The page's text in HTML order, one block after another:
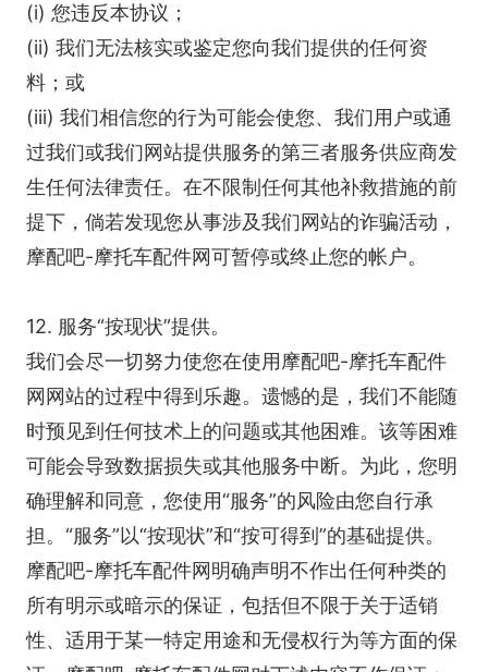
(i) 您违反本协议；
(ii) 我们无法核实或鉴定您向我们提供的任何资
料；或
(iii) 我们相信您的行为可能会使您、我们用户或通
过我们或我们网站提供服务的第三者服务供应商发
生任何法律责任。在不限制任何其他补救措施的前
提下，倘若发现您从事涉及我们网站的诈骗活动，
摩配吧-摩托车配件网可暂停或终止您的帐户。
12. 服务“按现状”提供。
我们会尽一切努力使您在使用摩配吧-摩托车配件
网网站的过程中得到乐趣。遗憾的是，我们不能随
时预见到任何技术上的问题或其他困难。该等困难
可能会导致数据损失或其他服务中断。为此，您明
确理解和同意，您使用“服务”的风险由您自行承
担。“服务”以“按现状”和“按可得到”的基础提供。
摩配吧-摩托车配件网明确声明不作出任何种类的
所有明示或暗示的保证，包括但不限于关于适销
性、适用于某一特定用途和无侵权行为等方面的保